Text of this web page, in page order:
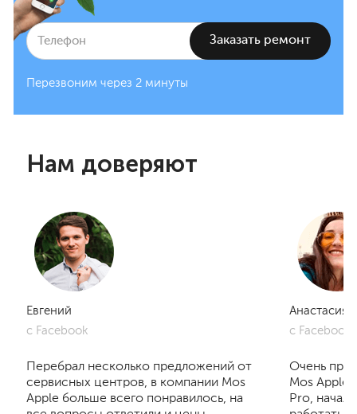
Перезвоним через 2 минуты
Нам доверяют
Евгений
с Facebook
Перебрал несколько предложений от
сервисных центров, в компании Mos
Apple больше всего понравилось, на
Анастасия
с Facebook
Очень
Mos
Pro, начал